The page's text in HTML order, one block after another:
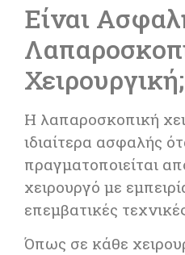
Είναι
Χειρουργική;
Η λαπαροσκοπική
ιδιαίτερα ασφαλής
πραγματοποιείται
χειρουργό με
επεμβατικές
Όπως σε κάθε